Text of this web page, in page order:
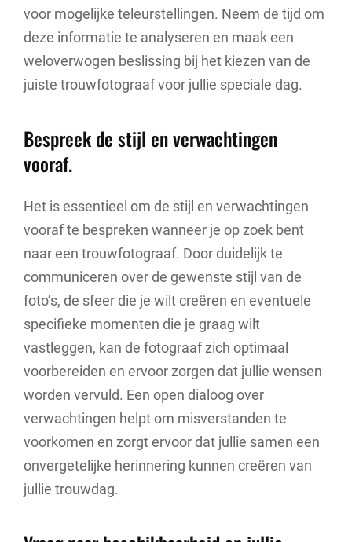
voor mogelijke teleurstellingen. Neem de tijd om
deze informatie te analyseren en maak een
weloverwogen beslissing bij het kiezen van de
juiste trouwfotograaf voor jullie speciale dag.
Bespreek de stijl en verwachtingen
vooraf.
Het is essentieel om de stijl en verwachtingen
vooraf te bespreken wanneer je op zoek bent
naar een trouwfotograaf. Door duidelijk te
communiceren over de gewenste stijl van de
foto’s, de sfeer die je wilt creëren en eventuele
specifieke momenten die je graag wilt
vastleggen, kan de fotograaf zich optimaal
voorbereiden en ervoor zorgen dat jullie wensen
worden vervuld. Een open dialoog over
verwachtingen helpt om misverstanden te
voorkomen en zorgt ervoor dat jullie samen een
onvergetelijke herinnering kunnen creëren van
jullie trouwdag.